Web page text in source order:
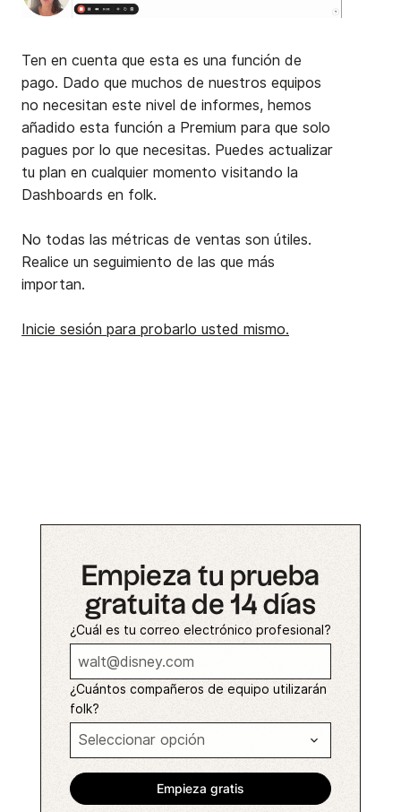
Ten en cuenta que esta es una función de
pago. Dado que muchos de nuestros equipos
no necesitan este nivel de informes, hemos
añadido esta función a Premium para que solo
pagues por lo que necesitas. Puedes actualizar
tu plan en cualquier momento visitando la
Dashboards en folk.
No todas las métricas de ventas son útiles.
Realice un seguimiento de las que más
importan.
Inicie sesión para probarlo usted mismo.
Empieza tu prueba
gratuita de 14 días
¿Cuál es tu correo electrónico profesional?
¿Cuántos compañeros de equipo utilizarán
folk?